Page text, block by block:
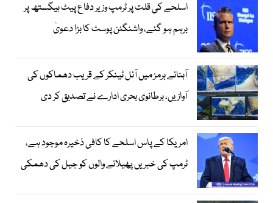
اسلحے کی قلت پر ٹرمپ وزیر دفاع پیٹ ہیگستھ پر
برہم ہو گئے، واشنگٹن پوسٹ کا بڑا دعویٰ
آبنائے ہرمز میں آئل ٹینکر کے قریب دھماکوں کی
آوازیں، برطانوی بحری ادارے نے تصدیق کر دی
امریکا کے پاس اسلحے کا کافی ذخیرہ موجود ہے،
ٹرمپ کی خبریں پھیلانے والوں کو جیل کی دھمکی